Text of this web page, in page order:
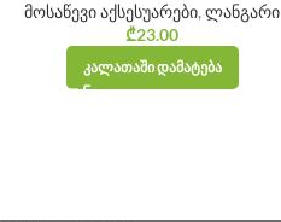
მოსაწევი აქსესუარები, ლანგარი
₾23.00
ᲙᲐᲚᲐᲗᲐᲨᲘ ᲓᲐᲛᲐᲢᲔᲑᲐ